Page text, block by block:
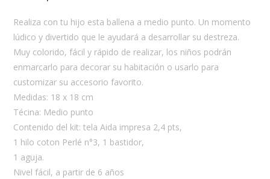
Realiza con tu hijo esta ballena a medio punto. Un momento
lúdico y divertido que le ayudará a desarrollar su destreza.
Muy colorido, fácil y rápido de realizar, los niños podrán
enmarcarlo para decorar su habitación o usarlo para
customizar su accesorio favorito.
Medidas: 18 x 18 cm
Técina: Medio punto
Contenido del kit: tela Aida impresa 2,4 pts,
1 hilo coton Perlé n°3, 1 bastidor,
1 aguja.
Nivel fácil, a partir de 6 años